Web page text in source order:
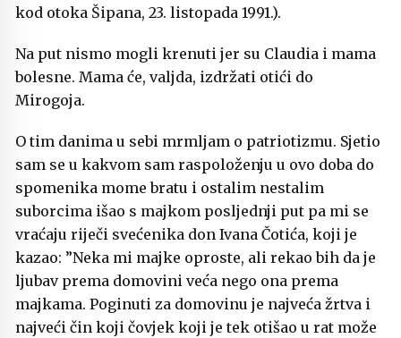
kod otoka Šipana, 23. listopada 1991.).
Na put nismo mogli krenuti jer su Claudia i mama
bolesne. Mama će, valjda, izdržati otići do
Mirogoja.
O tim danima u sebi mrmljam o patriotizmu. Sjetio
sam se u kakvom sam raspoloženju u ovo doba do
spomenika mome bratu i ostalim nestalim
suborcima išao s majkom posljednji put pa mi se
vraćaju riječi svećenika don Ivana Čotića, koji je
kazao: ”Neka mi majke oproste, ali rekao bih da je
ljubav prema domovini veća nego ona prema
majkama. Poginuti za domovinu je najveća žrtva i
najveći čin koji čovjek koji je tek otišao u rat može